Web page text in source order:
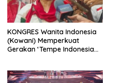
KONGRES Wanita Indonesia
(Kowani) Memperkuat
Gerakan ‘Tempe Indonesia